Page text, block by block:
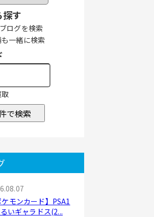
探す
ログを検索
一緒に検索
で検索
ケモンカード】PSA1
いギャラドス(2...